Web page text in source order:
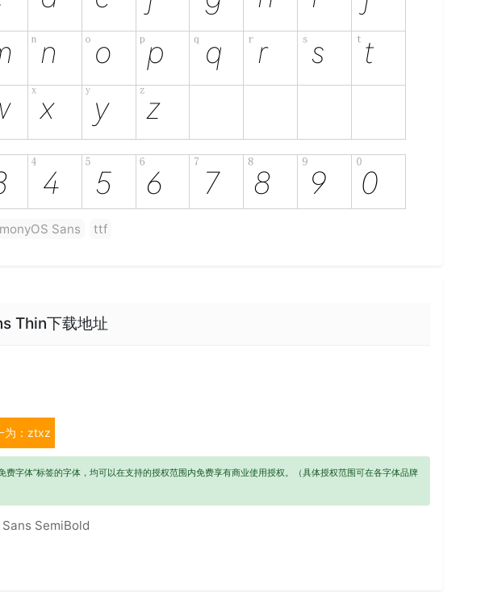
Sans ttf
Thin下载地址
为：ztxz
费字体”标签的字体，均可以在支持的授权范围内免费享有商业使用授权。（具体授权范围可在各字体品牌
SemiBold